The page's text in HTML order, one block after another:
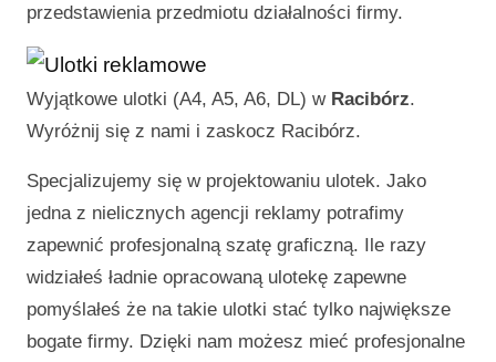
przedstawienia przedmiotu działalności firmy.
Wyjątkowe ulotki (A4, A5, A6, DL) w Racibórz.
Wyróżnij się z nami i zaskocz Racibórz.
Specjalizujemy się w projektowaniu ulotek. Jako
jedna z nielicznych agencji reklamy potrafimy
zapewnić profesjonalną szatę graficzną. Ile razy
widziałeś ładnie opracowaną ulotekę zapewne
pomyślałeś że na takie ulotki stać tylko największe
bogate firmy. Dzięki nam możesz mieć profesjonalne